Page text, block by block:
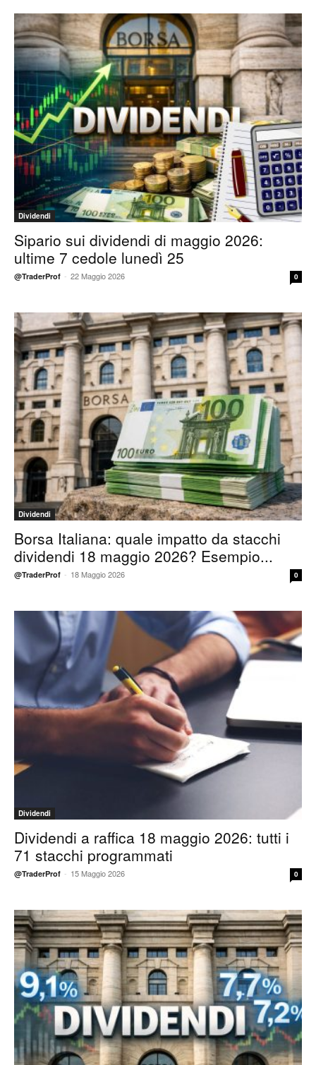
Dividendi
Sipario sui dividendi di maggio 2026:
ultime 7 cedole lunedì 25
@TraderProf - 22 Maggio 2026 0
Dividendi
Borsa Italiana: quale impatto da stacchi
dividendi 18 maggio 2026? Esempio...
@TraderProf - 18 Maggio 2026 0
Dividendi
Dividendi a raffica 18 maggio 2026: tutti i
71 stacchi programmati
@TraderProf - 15 Maggio 2026 0